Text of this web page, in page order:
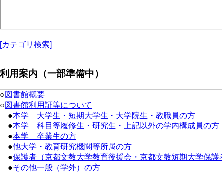
[カテゴリ検索]
利用案内（一部準備中）
○図書館概要
○図書館利用証等について
●本学 大学生・短期大学生・大学院生・教職員の方
●本学 科目等履修生・研究生・上記以外の学内構成員の方
●本学 卒業生の方
●他大学・教育研究機関等所属の方
●保護者（京都文教大学教育後援会・京都文教短期大学保護
●その他一般（学外）の方